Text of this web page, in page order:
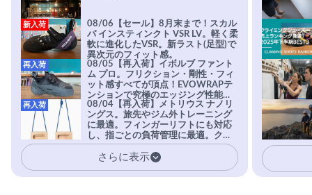
08/06【セール】8月末まで！スカル
パ インスティンクト VSR LV。軽く柔
軟に進化したVSR。新ラスト(足型)で
異次元のフィット感。
新入荷
08/05【再入荷】イボルブ ファント
ム プロ。フリクション・剛性・フィ
ット感すべてが頂点！EVOWRAPテ
ンションで究極のエッジング性能を
実現。進化系ラバーEvo-74はTRAX
を凌駕する粘着力で極小ホールドに
安心感。
再入荷
08/04【再入荷】メトリウス ナノリ
ングス。旅先やジム外トレーニング
に最適。フィンガーリフトにも対応
し、指ごとの負荷管理に最適。クラ
イマーの指を本気で鍛えるギア。
再入荷
さらに表示